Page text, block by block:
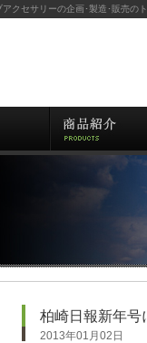
クセサリーの企画･製造･販売の
柏崎日報新年号
2013年01月02日